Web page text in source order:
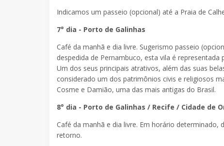
Indicamos um passeio (opcional) até a Praia de
7° dia - Porto de Galinhas
Café da manhã e dia livre. Sugerismo passeio
despedida de Pernambuco, esta vila é
Um dos seus principais atrativos, além das suas
considerado um dos patrimônios civis e religiosos
Cosme e Damião, uma das mais antigas do Brasil.
8° dia - Porto de Galinhas / Recife / Cidade de
Café da manhã e dia livre. Em horário
retorno.